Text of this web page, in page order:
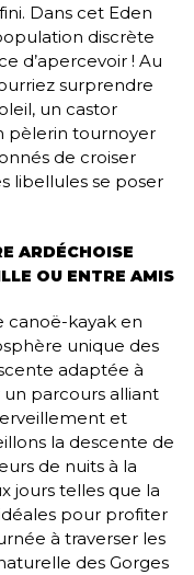
Dans cet Eden
discrète
d’apercevoir ! Au
surprendre
un castor
pèlerin tournoyer
de croiser
libellules se poser
ARDÉCHOISE
OU ENTRE AMIS
canoë-kayak en
unique des
adaptée à
un parcours alliant
et
la descente de
de nuits à la
jours telles que la
pour profiter
à traverser les
des Gorges